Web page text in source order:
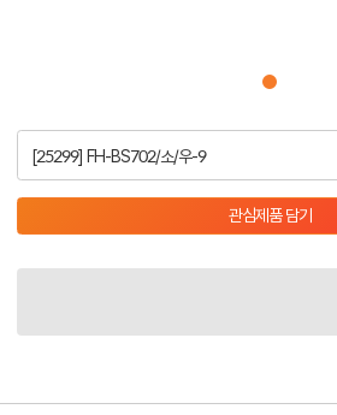
[25299] FH-BS702/소/우-9
관심제품 담기